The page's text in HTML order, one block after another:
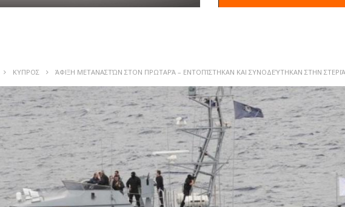
ΚΥΠΡΟΣ ΆΦΙΞΗ ΜΕΤΑΝΑΣΤΏΝ ΣΤΟΝ ΠΡΩΤΑΡΆ – ΕΝΤΟΠΊΣΤΗΚΑΝ ΚΑΙ ΣΥΝΟΔΕΎΤΗΚΑΝ ΣΤΗΝ ΣΤΕΡΙΆ